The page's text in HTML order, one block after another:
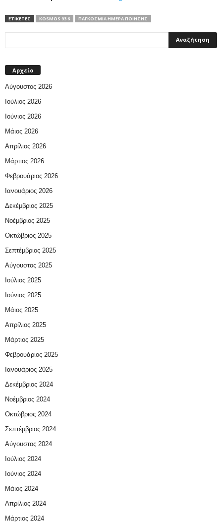
ΕΤΙΚΕΤΕΣ KOSMOS 93 6 ΠΑΓΚΟΣΜΙΑ ΗΜΕΡΑ ΠΟΙΗΣΗΣ
Αρχείο
Αύγουστος 2026
Ιούλιος 2026
Ιούνιος 2026
Μάιος 2026
Απρίλιος 2026
Μάρτιος 2026
Φεβρουάριος 2026
Ιανουάριος 2026
Δεκέμβριος 2025
Νοέμβριος 2025
Οκτώβριος 2025
Σεπτέμβριος 2025
Αύγουστος 2025
Ιούλιος 2025
Ιούνιος 2025
Μάιος 2025
Απρίλιος 2025
Μάρτιος 2025
Φεβρουάριος 2025
Ιανουάριος 2025
Δεκέμβριος 2024
Νοέμβριος 2024
Οκτώβριος 2024
Σεπτέμβριος 2024
Αύγουστος 2024
Ιούλιος 2024
Ιούνιος 2024
Μάιος 2024
Απρίλιος 2024
Μάρτιος 2024